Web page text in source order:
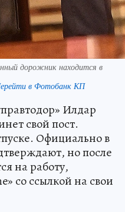
дорожник находится в
в Фотобанк КП
Илдар
свой пост.
Официально в
но после
на работу,
со ссылкой на свои